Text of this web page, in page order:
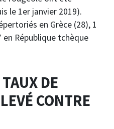
le 1er janvier 2019).
en Grèce (28), 1
en République tchèque
DE
CONTRE